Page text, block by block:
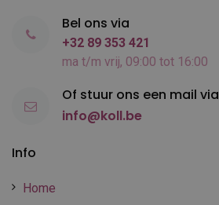
Info
Home
Bel ons via
+32 89 353 421
ma t/m vrij, 09:00 tot 16:00
Of stuur ons een mail via
info@koll.be